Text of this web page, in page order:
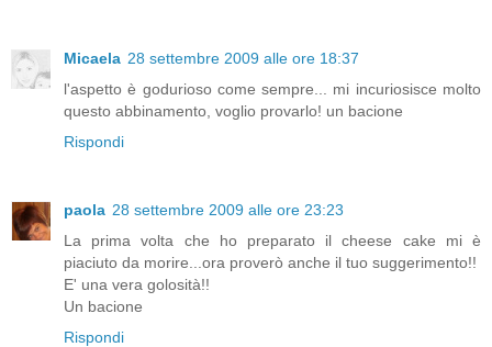
Micaela 28 settembre 2009 alle ore 18:37
l'aspetto è godurioso come sempre... mi incuriosisce molto
questo abbinamento, voglio provarlo! un bacione
Rispondi
paola 28 settembre 2009 alle ore 23:23
La prima volta che ho preparato il cheese cake mi è
piaciuto da morire...ora proverò anche il tuo suggerimento!!
E' una vera golosità!!
Un bacione
Rispondi